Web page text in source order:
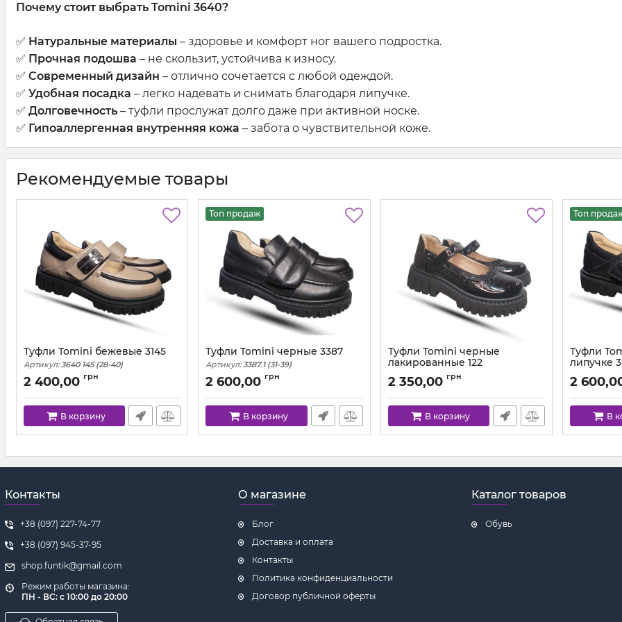
Почему стоит выбрать Tomini 3640?
✅ Натуральные материалы – здоровье и комфорт ног вашего подростка.
✅ Прочная подошва – не скользит, устойчива к износу.
✅ Современный дизайн – отлично сочетается с любой одеждой.
✅ Удобная посадка – легко надевать и снимать благодаря липучке.
✅ Долговечность – туфли прослужат долго даже при активной носке.
✅ Гипоаллергенная внутренняя кожа – забота о чувствительной коже.
Рекомендуемые товары
Туфли Tomini бежевые 3145
Артикул: 3640 145 (28-40)
2 400,00 грн
В корзину
Топ продаж
Туфли Tomini черные 3387
Артикул: 3387.1 (31-39)
2 600,00 грн
В корзину
Туфли Tomini черные
лакированные 122
Артикул: 125.2-6 (28-36)
2 350,00 грн
В корзину
Топ
Туфли
липучке
Артикул:
2
В
Контакты
+38 (097) 227-74-77
+38 (097) 945-37-95
shop.funtik@gmail.com
Режим работы магазина:
ПН - ВС: с 10:00 до 20:00
О магазине
Блог
Доставка и оплата
Контакты
Политика конфиденциальности
Договор публичной оферты
Каталог товаров
Обувь